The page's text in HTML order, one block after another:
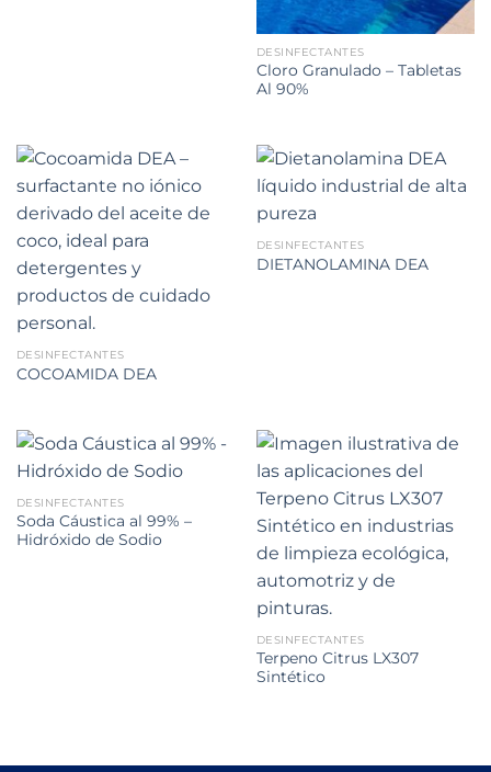
DESINFECTANTES
Cloro Granulado – Tabletas
Al 90%
DESINFECTANTES
COCOAMIDA DEA
DESINFECTANTES
DIETANOLAMINA DEA
DESINFECTANTES
Soda Cáustica al 99% –
Hidróxido de Sodio
DESINFECTANTES
Terpeno Citrus LX307
Sintético